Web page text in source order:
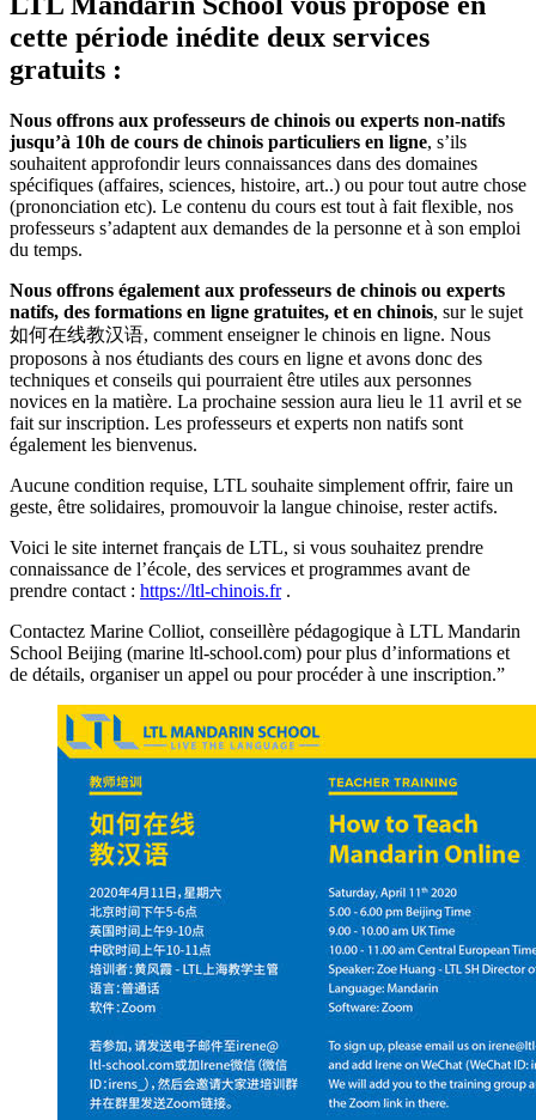
cette période inédite deux services
gratuits :
Nous offrons aux professeurs de chinois ou experts non-natifs
jusqu’à 10h de cours de chinois particuliers en ligne, s’ils
souhaitent approfondir leurs connaissances dans des domaines
spécifiques (affaires, sciences, histoire, art..) ou pour tout autre chose
(prononciation etc). Le contenu du cours est tout à fait flexible, nos
professeurs s’adaptent aux demandes de la personne et à son emploi
du temps.
Nous offrons également aux professeurs de chinois ou experts
natifs, des formations en ligne gratuites, et en chinois, sur le sujet
如何在线教汉语, comment enseigner le chinois en ligne. Nous
proposons à nos étudiants des cours en ligne et avons donc des
techniques et conseils qui pourraient être utiles aux personnes
novices en la matière. La prochaine session aura lieu le 11 avril et se
fait sur inscription. Les professeurs et experts non natifs sont
également les bienvenus.
Aucune condition requise, LTL souhaite simplement offrir, faire un
geste, être solidaires, promouvoir la langue chinoise, rester actifs.
Voici le site internet français de LTL, si vous souhaitez prendre
connaissance de l’école, des services et programmes avant de
prendre contact : https://ltl-chinois.fr.
Contactez Marine Colliot, conseillère pédagogique à LTL Mandarin
School Beijing (marine ltl-school.com) pour plus d’informations et
de détails, organiser un appel ou pour procéder à une inscription.”